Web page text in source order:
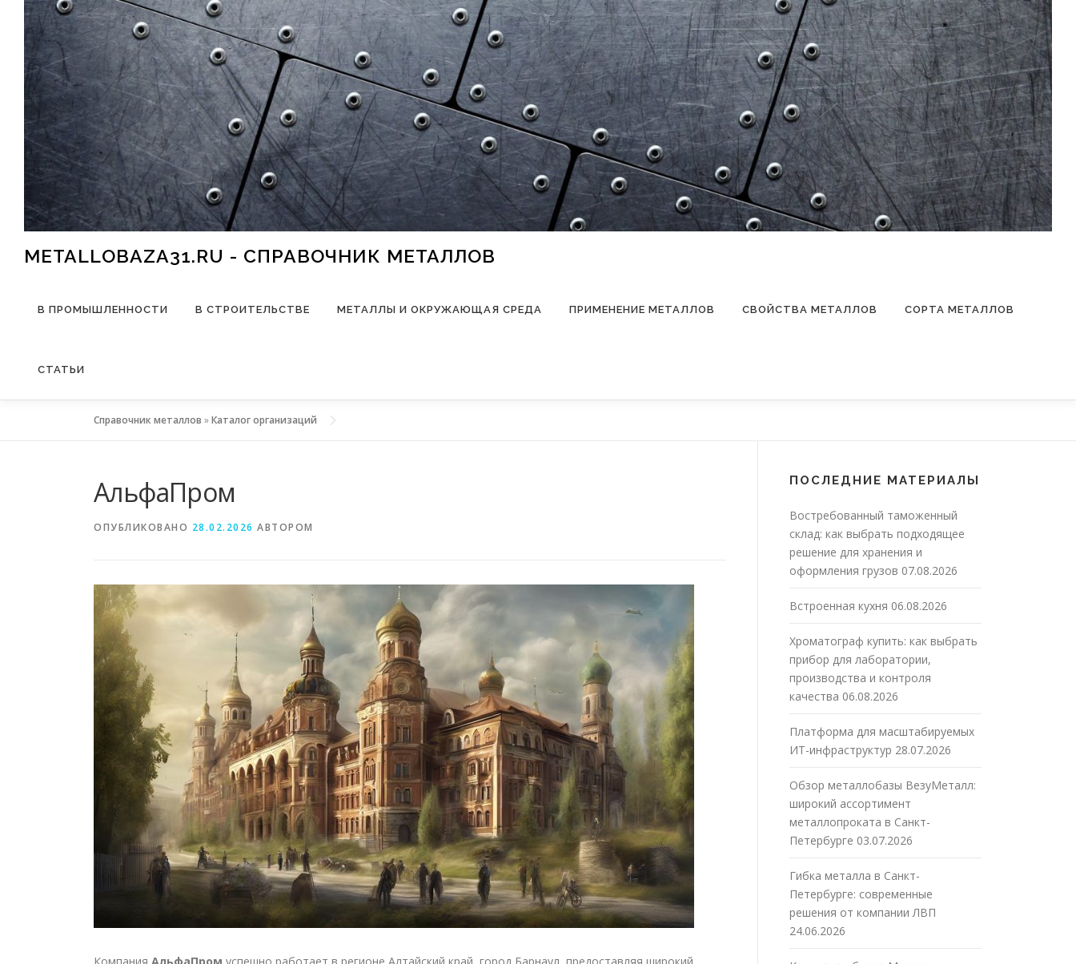
Перейти к содержимому
METALLOBAZA31.RU - СПРАВОЧНИК МЕТАЛЛОВ
В ПРОМЫШЛЕННОСТИ В СТРОИТЕЛЬСТВЕ МЕТАЛЛЫ И ОКРУЖАЮЩАЯ СРЕДА ПРИМЕНЕНИЕ МЕТАЛЛОВ СВОЙСТВА МЕТАЛЛОВ СОРТА МЕТАЛЛОВ
СТАТЬИ
Справочник металлов »Каталог организаций
АльфаПром
ОПУБЛИКОВАНО 28.02.2026 АВТОРОМ
ПОСЛЕДНИЕ МАТЕРИАЛЫ
Востребованный таможенный
склад: как выбрать подходящее
решение для хранения и
оформления грузов 07.08.2026
Встроенная кухня 06.08.2026
Хроматограф купить: как выбрать
прибор для лаборатории,
производства и контроля
качества 06.08.2026
Платформа для масштабируемых
ИТ-инфраструктур 28.07.2026
Обзор металлобазы ВезуМеталл:
широкий ассортимент
металлопроката в Санкт-
Петербурге 03.07.2026
Гибка металла в Санкт-
Петербурге: современные
решения от компании ЛВП
24.06.2026